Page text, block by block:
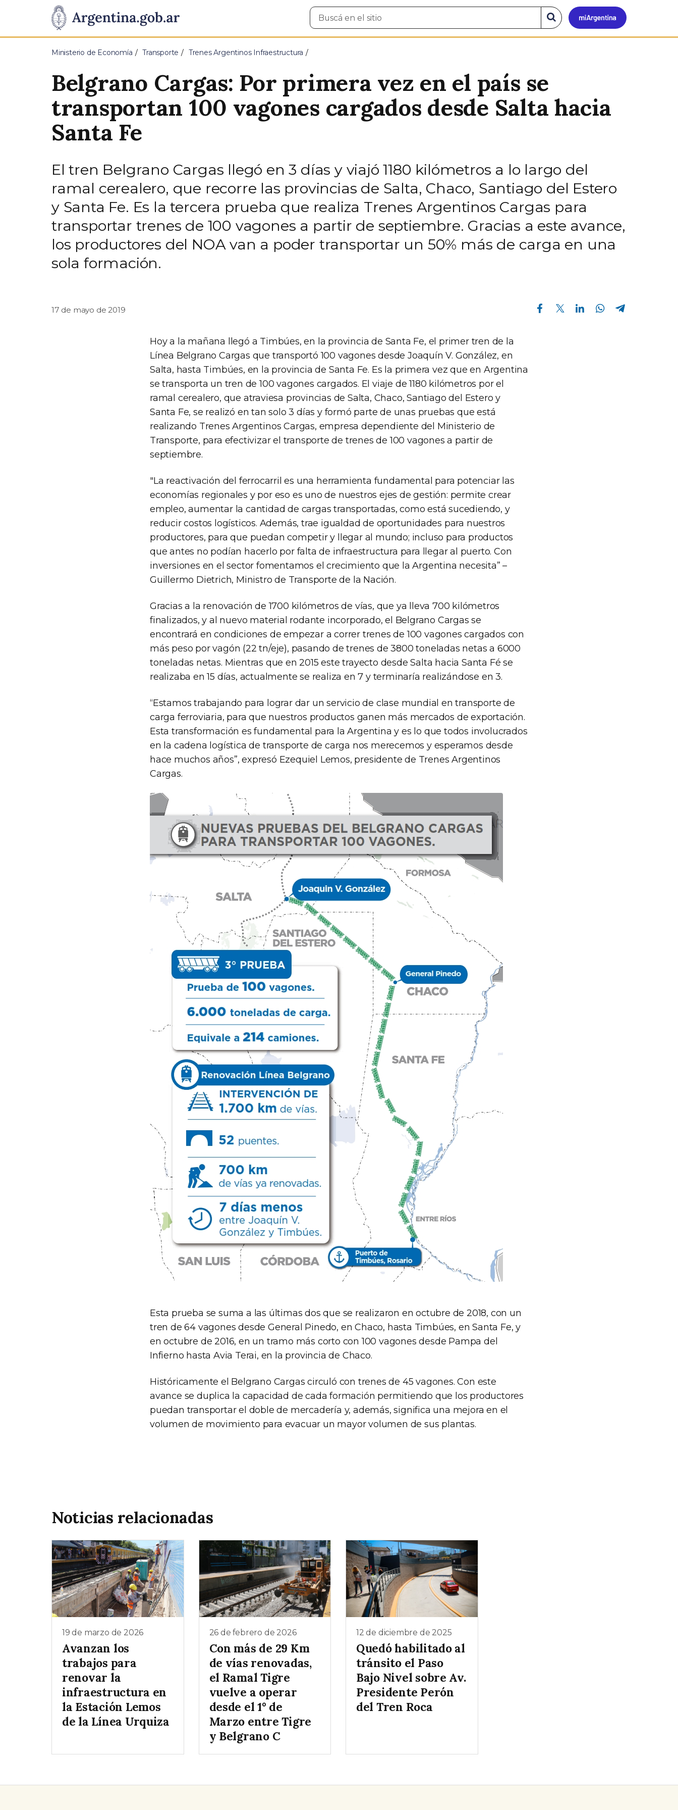
Presidencia
de
Pasar al contenido principal
Mi
Buscar
en
Buscar
en
el
Ministerio de Economía Transporte Trenes Argentinos Infraestructura
Belgrano Cargas: Por primera vez en el país se
transportan 100 vagones cargados desde Salta hacia
Santa Fe
El tren Belgrano Cargas llegó en 3 días y viajó 1180 kilómetros a lo largo del
ramal cerealero, que recorre las provincias de Salta, Chaco, Santiago del Estero
y Santa Fe. Es la tercera prueba que realiza Trenes Argentinos Cargas para
transportar trenes de 100 vagones a partir de septiembre. Gracias a este avance,
los productores del NOA van a poder transportar un 50% más de carga en una
sola formación.
17 de mayo de 2019
Compartir en Facebook Compartir en Twitter Compartir en Linkedin Compartir en Whatsapp
Hoy a la mañana llegó a Timbúes, en la provincia de Santa Fe, el primer tren de la
Línea Belgrano Cargas que transportó 100 vagones desde Joaquín V. González, en
Salta, hasta Timbúes, en la provincia de Santa Fe. Es la primera vez que en Argentina
se transporta un tren de 100 vagones cargados. El viaje de 1180 kilómetros por el
ramal cerealero, que atraviesa provincias de Salta, Chaco, Santiago del Estero y
Santa Fe, se realizó en tan solo 3 días y formó parte de unas pruebas que está
realizando Trenes Argentinos Cargas, empresa dependiente del Ministerio de
Transporte, para efectivizar el transporte de trenes de 100 vagones a partir de
septiembre.
"La reactivación del ferrocarril es una herramienta fundamental para potenciar las
economías regionales y por eso es uno de nuestros ejes de gestión: permite crear
empleo, aumentar la cantidad de cargas transportadas, como está sucediendo, y
reducir costos logísticos. Además, trae igualdad de oportunidades para nuestros
productores, para que puedan competir y llegar al mundo; incluso para productos
que antes no podían hacerlo por falta de infraestructura para llegar al puerto. Con
inversiones en el sector fomentamos el crecimiento que la Argentina necesita” –
Guillermo Dietrich, Ministro de Transporte de la Nación.
Gracias a la renovación de 1700 kilómetros de vías, que ya lleva 700 kilómetros
finalizados, y al nuevo material rodante incorporado, el Belgrano Cargas se
encontrará en condiciones de empezar a correr trenes de 100 vagones cargados con
más peso por vagón (22 tn/eje), pasando de trenes de 3800 toneladas netas a 6000
toneladas netas. Mientras que en 2015 este trayecto desde Salta hacia Santa Fé se
realizaba en 15 días, actualmente se realiza en 7 y terminaría realizándose en 3.
“Estamos trabajando para lograr dar un servicio de clase mundial en transporte de
carga ferroviaria, para que nuestros productos ganen más mercados de exportación.
Esta transformación es fundamental para la Argentina y es lo que todos involucrados
en la cadena logística de transporte de carga nos merecemos y esperamos desde
hace muchos años”, expresó Ezequiel Lemos, presidente de Trenes Argentinos
Cargas.
Esta prueba se suma a las últimas dos que se realizaron en octubre de 2018, con un
tren de 64 vagones desde General Pinedo, en Chaco, hasta Timbúes, en Santa Fe, y
en octubre de 2016, en un tramo más corto con 100 vagones desde Pampa del
Infierno hasta Avia Terai, en la provincia de Chaco.
Históricamente el Belgrano Cargas circuló con trenes de 45 vagones. Con este
avance se duplica la capacidad de cada formación permitiendo que los productores
puedan transportar el doble de mercadería y, además, significa una mejora en el
volumen de movimiento para evacuar un mayor volumen de sus plantas.
Noticias relacionadas
19 de marzo de 2026
Avanzan los
trabajos para
renovar la
infraestructura en
la Estación Lemos
de la Línea Urquiza
26 de febrero de 2026
Con más de 29 Km
de vías renovadas,
el Ramal Tigre
vuelve a operar
desde el 1° de
Marzo entre Tigre
y Belgrano C
12 de diciembre de 2025
Quedó habilitado al
tránsito el Paso
Bajo Nivel sobre Av.
Presidente Perón
del Tren Roca